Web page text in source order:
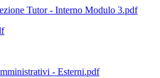
Tutor - Interno Modulo 3.pdf
- Esterni.pdf